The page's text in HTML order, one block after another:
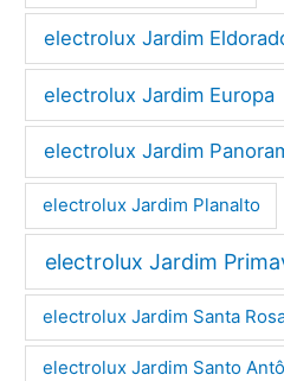
electrolux Jardim
electrolux Jardim Europa
electrolux Jardim
electrolux Jardim Planalto
electrolux Jardim
electrolux Jardim Santa
electrolux Jardim Santo